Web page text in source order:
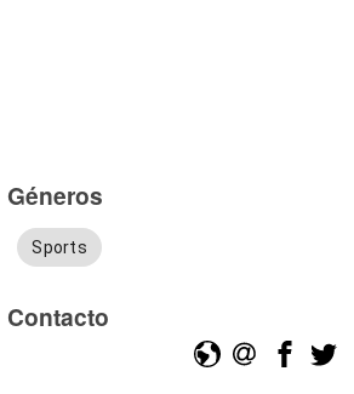
Géneros
Sports
Contacto